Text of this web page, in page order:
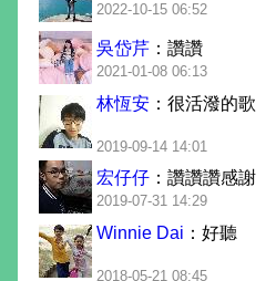
2022-10-15 06:52
吳岱芹 ：讚讚
2021-01-08 06:13
林恆安 ：很活潑的歌
2019-09-14 14:01
宏仔仔 ：讚讚讚感謝
2019-07-31 14:29
Winnie Dai ：好聽
2018-05-21 08:45